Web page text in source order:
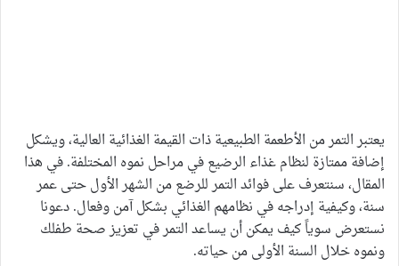
يعتبر التمر من الأطعمة الطبيعية ذات القيمة الغذائية العالية، ويشكل
إضافة ممتازة لنظام غذاء الرضيع في مراحل نموه المختلفة. في هذا
المقال، سنتعرف على فوائد التمر للرضع من الشهر الأول حتى عمر
سنة، وكيفية إدراجه في نظامهم الغذائي بشكل آمن وفعال. دعونا
نستعرض سوياً كيف يمكن أن يساعد التمر في تعزيز صحة طفلك
ونموه خلال السنة الأولى من حياته.